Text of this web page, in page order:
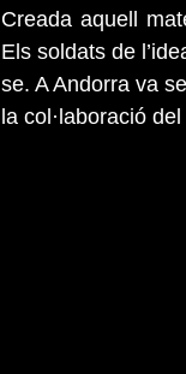
Creada aquell
Els soldats de
se. A Andorra va
la col·laboració